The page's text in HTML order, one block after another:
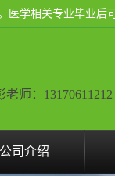
师：13170611212
公司介绍